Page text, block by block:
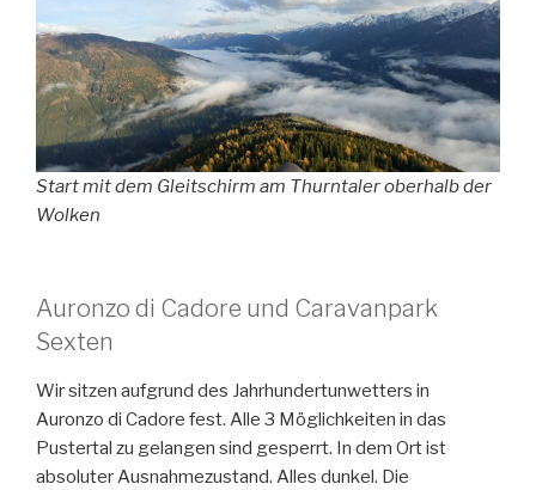
Start mit dem Gleitschirm am Thurntaler oberhalb der
Wolken
Auronzo di Cadore und Caravanpark
Sexten
Wir sitzen aufgrund des Jahrhundertunwetters in
Auronzo di Cadore fest. Alle 3 Möglichkeiten in das
Pustertal zu gelangen sind gesperrt. In dem Ort ist
absoluter Ausnahmezustand. Alles dunkel. Die